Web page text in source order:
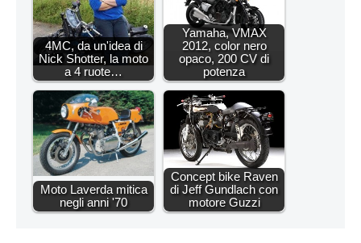
4MC, da un'idea di
Nick Shotter, la moto
a 4 ruote…
Yamaha, VMAX
2012, color nero
opaco, 200 CV di
potenza
Moto Laverda mitica
negli anni '70
Concept bike Raven
di Jeff Gundlach con
motore Guzzi